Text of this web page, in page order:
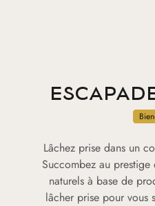
Lâchez prise dans un
Succombez au prestige
naturels à base de
lâcher prise pour vous